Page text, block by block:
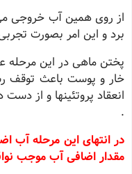
از روى همین آب خروجى
برد و این امر بصورت
پختن ماهى در این مرحله
خار و پوست باعث توقف
انعقاد پروتئینها و از
.
در انتهاى این مرحله آب
مقدار اضافى آب موجب